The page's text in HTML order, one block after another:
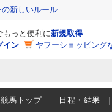
新しいルール
もっと便利に新規取得
イン
ヤフーショッピング
競馬トップ 日程・結果